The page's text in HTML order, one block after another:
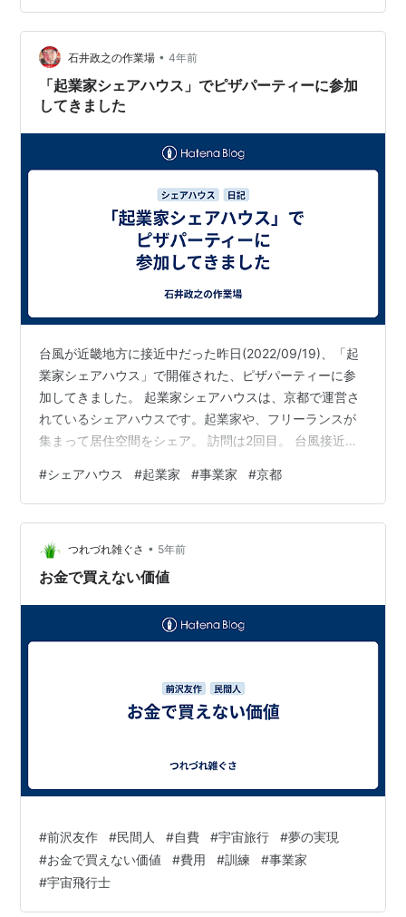
まず背景としては、東南アジアを中心とした各国の就労
ビザやリタイヤメントビザの要件が引き上がったことを
かんたんに説明します。今回はシンガポールを例…
石井政之の作業場 • 4年前
「起業家シェアハウス」でピザパーティーに参加
してきました
台風が近畿地方に接近中だった昨日(2022/09/19)、「起
業家シェアハウス」で開催された、ピザパーティーに参
加してきました。 起業家シェアハウスは、京都で運営さ
れているシェアハウスです。起業家や、フリーランスが
集まって居住空間をシェア。 訪問は2回目。 台風接近中
こない時間帯だったので、思い切って参加。 私自身、シ
ェアハウス経営をしたい、と思っています。 川崎でシェ
アハウスに2年半ほど生活して楽しく暮らせて、節約でき
る、雑談できる仲間がいる、という快適生活を満喫しま
した。おなじ楽しみをこれからも体験したいので。 川崎
#シェアハウス #起業家 #事業家 #京都
つれづれ雑ぐさ • 5年前
お金で買えない価値
#前沢友作 #民間人 #自費 #宇宙旅行 #夢の実現
#お金で買えない価値 #費用 #訓練 #事業家
#宇宙飛行士